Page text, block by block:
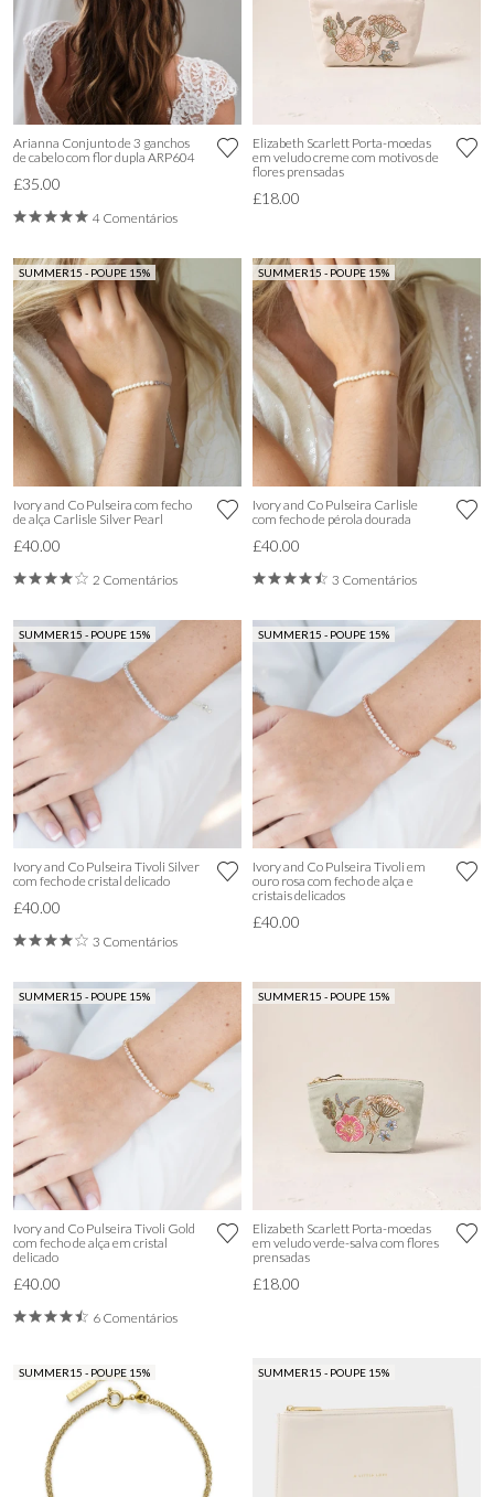
Arianna Conjunto de 3 ganchos
de cabelo com flor dupla ARP604
£35.00
4 Comentários
Elizabeth Scarlett Porta-moedas
em veludo creme com motivos de
flores prensadas
£18.00
SUMMER15 - POUPE 15%
Ivory and Co Pulseira com fecho
de alça Carlisle Silver Pearl
£40.00
2 Comentários
SUMMER15 - POUPE 15%
Ivory and Co Pulseira Carlisle
com fecho de pérola dourada
£40.00
3 Comentários
SUMMER15 - POUPE 15%
Ivory and Co Pulseira Tivoli Silver
com fecho de cristal delicado
£40.00
3 Comentários
SUMMER15 - POUPE 15%
Ivory and Co Pulseira Tivoli em
ouro rosa com fecho de alça e
cristais delicados
£40.00
SUMMER15 - POUPE 15%
Ivory and Co Pulseira Tivoli Gold
com fecho de alça em cristal
delicado
£40.00
6 Comentários
SUMMER15 - POUPE 15%
Elizabeth Scarlett Porta-moedas
em veludo verde-salva com flores
prensadas
£18.00
SUMMER15 - POUPE 15% SUMMER15 - POUPE 15%